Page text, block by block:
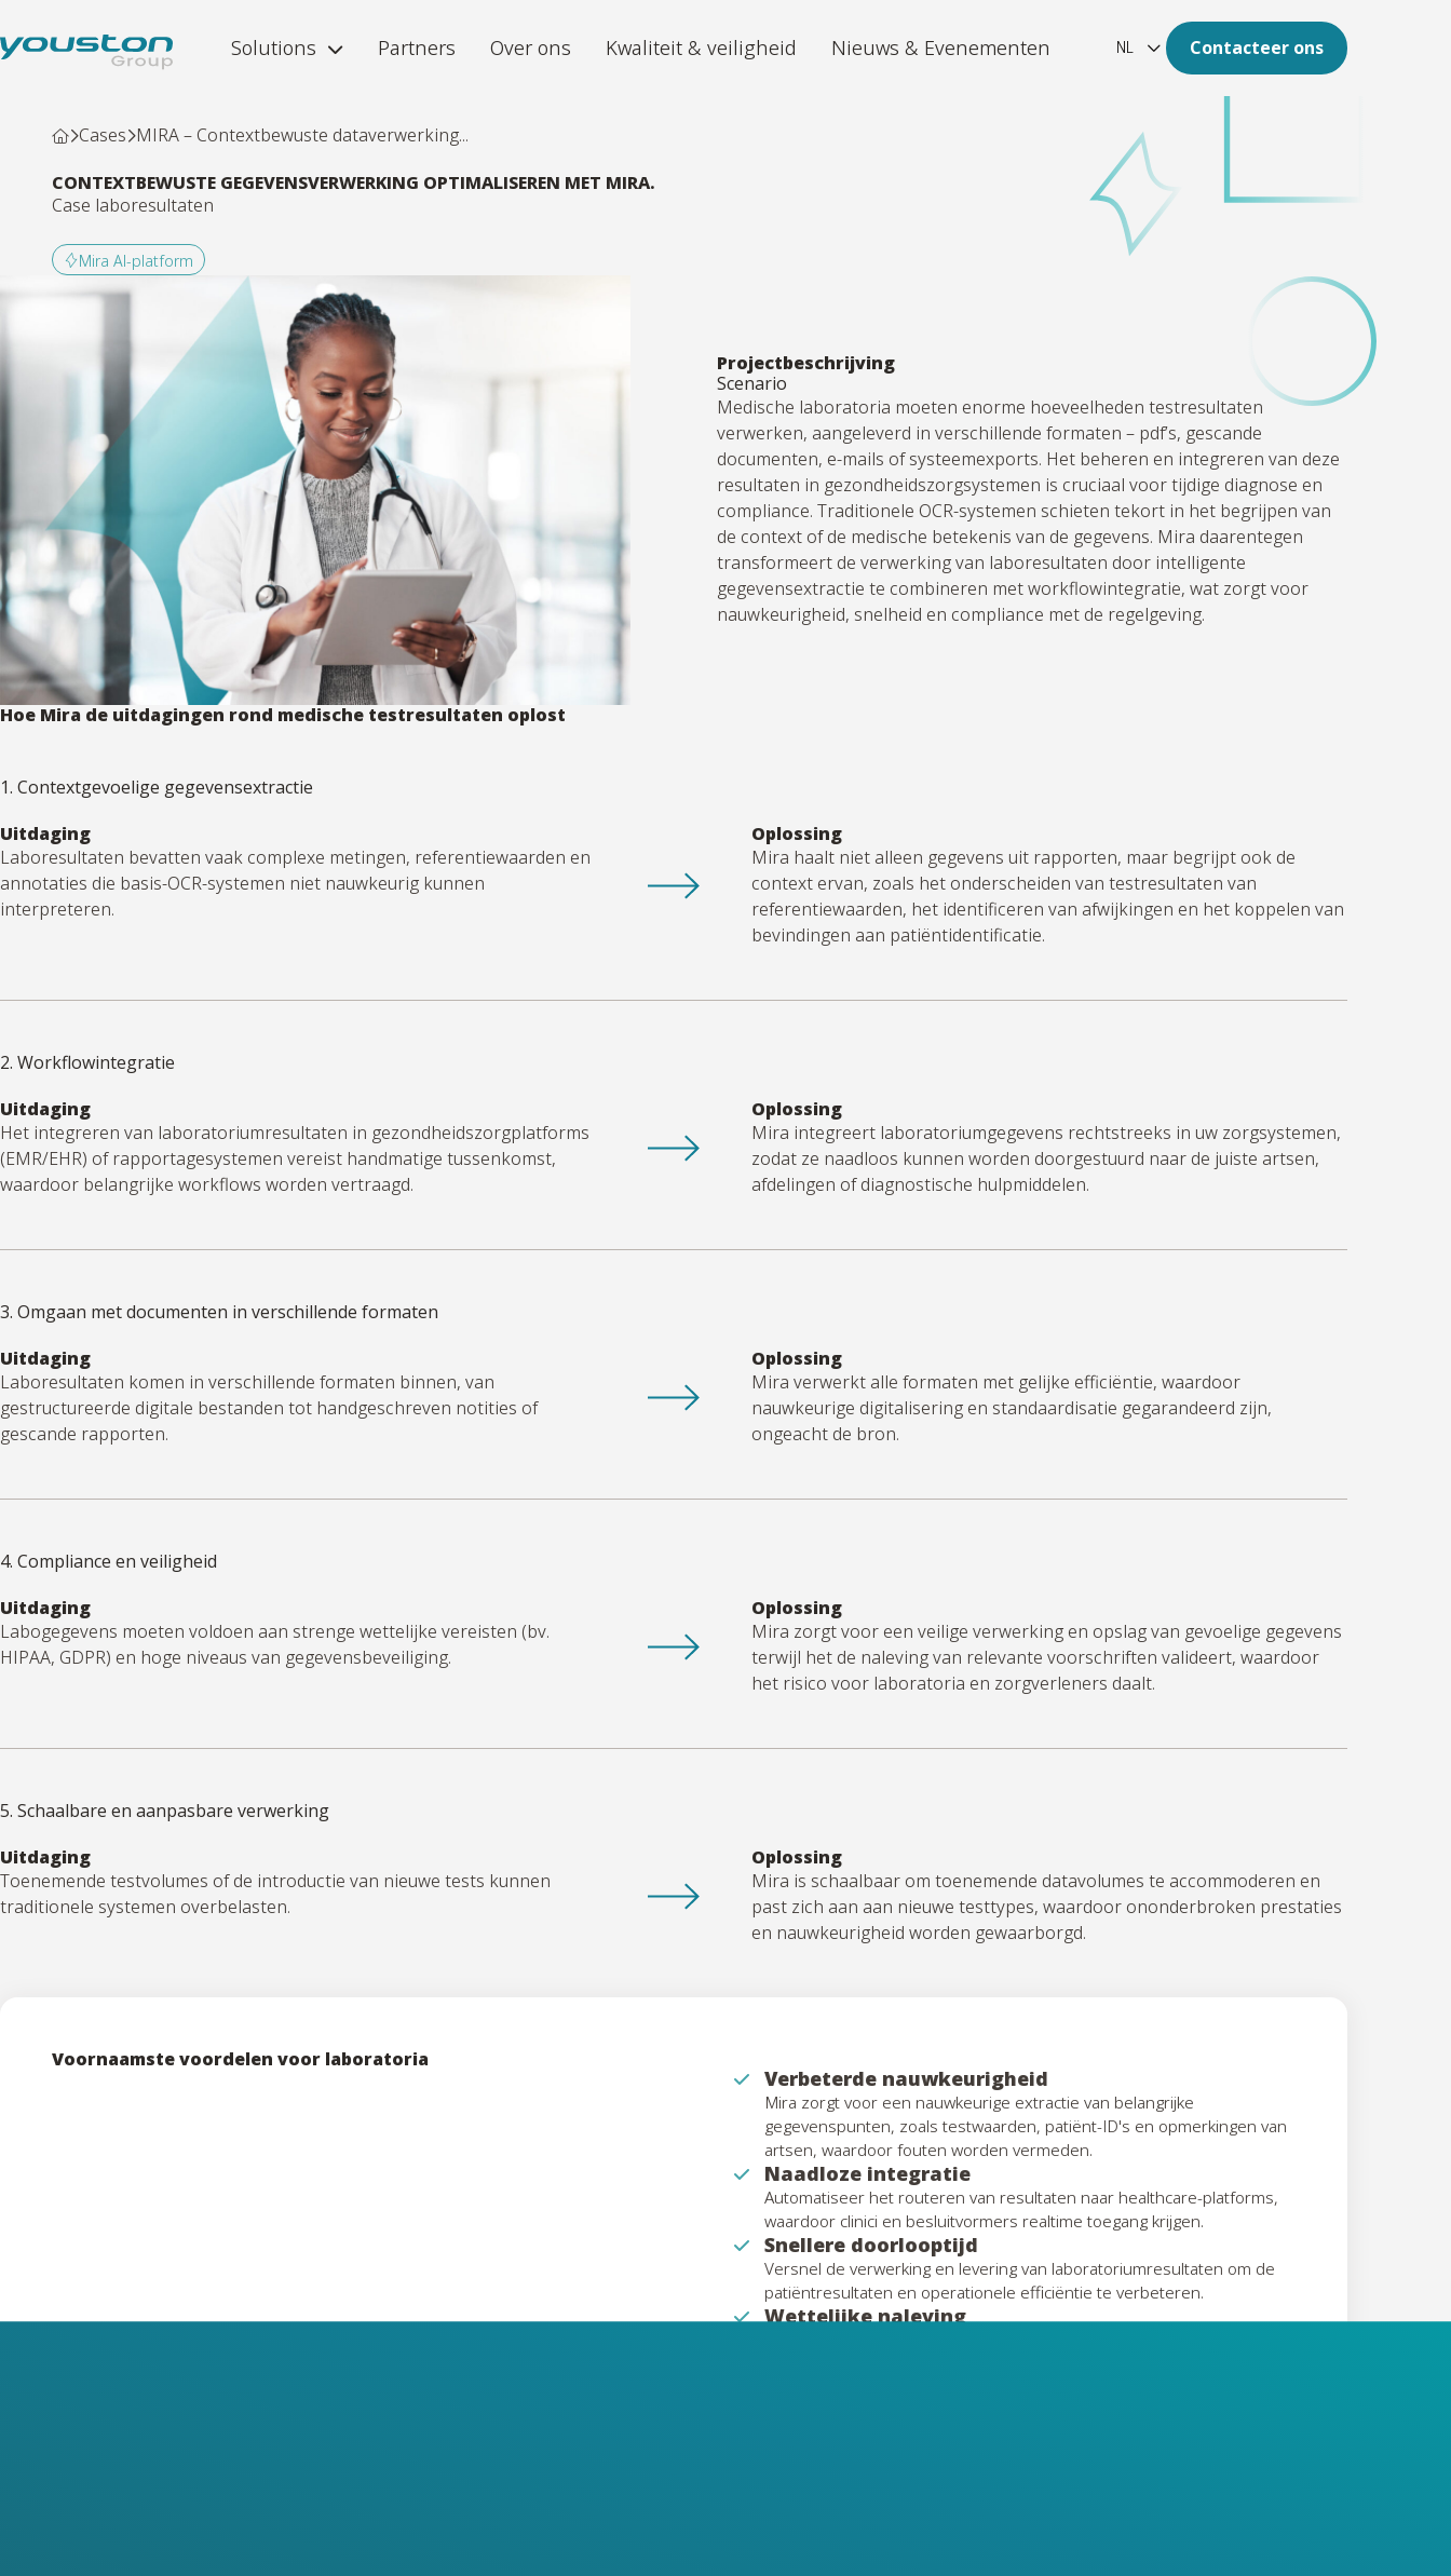
Solutions
de hoogste standaarden, met 24/7
De toekomst van uw archief is digitaal.
Outsource het beheren en verdelen van
Partners Over ons Kwaliteit & veiligheid Nieuws & Evenementen NL Contacteer ons
Cases MIRA – Contextbewuste dataverwerking...
CONTEXTBEWUSTE GEGEVENSVERWERKING OPTIMALISEREN MET MIRA.
Case laboresultaten
Mira AI-platform
Projectbeschrijving
Scenario
Medische laboratoria moeten enorme hoeveelheden testresultaten
verwerken, aangeleverd in verschillende formaten – pdf’s, gescande
documenten, e-mails of systeemexports. Het beheren en integreren van deze
resultaten in gezondheidszorgsystemen is cruciaal voortijdige diagnose en
compliance. Traditionele OCR-systemen schieten tekort in het begrijpen van
de context of de medische betekenis van de gegevens. Mira daarentegen
transformeert de verwerking van laboresultaten door intelligente
gegevensextractie te combineren met workflowintegratie, wat zorgt voor
nauwkeurigheid, snelheid en compliance met de regelgeving.
Hoe Mira de uitdagingen rond medische testresultaten oplost
1. Contextgevoelige gegevensextractie
Uitdaging
Laboresultaten bevatten vaak complexe metingen, referentiewaarden en
annotaties die basis-OCR-systemen niet nauwkeurig kunnen
interpreteren.
Oplossing
Mira haalt niet alleen gegevens uit rapporten, maar begrijpt ook de
context ervan, zoals het onderscheiden van testresultaten van
referentiewaarden, het identificeren van afwijkingen en het koppelen van
bevindingen aan patiëntidentificatie.
2. Workflowintegratie
Uitdaging
Het integreren van laboratoriumresultaten in gezondheidszorgplatforms
(EMR/EHR) of rapportagesystemen vereist handmatige tussenkomst,
waardoor belangrijke workflows worden vertraagd.
Oplossing
Mira integreert laboratoriumgegevens rechtstreeks in uw zorgsystemen,
zodat ze naadloos kunnen worden doorgestuurd naar de juiste artsen,
afdelingen of diagnostische hulpmiddelen.
3. Omgaan met documenten in verschillende formaten
Uitdaging
Laboresultaten komen in verschillende formaten binnen, van
gestructureerde digitale bestanden tot handgeschreven notities of
gescande rapporten.
Oplossing
Mira verwerkt alle formaten met gelijke efficiëntie, waardoor
nauwkeurige digitalisering en standaardisatie gegarandeerd zijn,
ongeacht de bron.
4. Compliance en veiligheid
Uitdaging
Labogegevens moeten voldoen aan strenge wettelijke vereisten (bv.
HIPAA, GDPR) en hoge niveaus van gegevensbeveiliging.
Oplossing
Mira zorgt voor een veilige verwerking en opslag van gevoelige gegevens
terwijl het de naleving van relevante voorschriften valideert, waardoor
het risico voor laboratoria en zorgverleners daalt.
5. Schaalbare en aanpasbare verwerking
Uitdaging
Toenemende testvolumes of de introductie van nieuwe tests kunnen
traditionele systemen overbelasten.
Oplossing
Mira is schaalbaar om toenemende datavolumes te accommoderen en
past zich aan aan nieuwe testtypes, waardoor ononderbroken prestaties
en nauwkeurigheid worden gewaarborgd.
Voornaamste voordelen voor laboratoria
Verbeterde nauwkeurigheid
Mira zorgt voor een nauwkeurige extractie van belangrijke
gegevenspunten, zoals testwaarden, patiënt-ID's en opmerkingen van
artsen, waardoor fouten worden vermeden.
Naadloze integratie
Automatiseer het routeren van resultaten naar healthcare-platforms,
waardoor clinici en besluitvormers realtime toegang krijgen.
Snellere doorlooptijd
Versnel de verwerking en levering van laboratoriumresultaten om de
patiëntresultaten en operationele efficiëntie te verbeteren.
Wettelijke naleving